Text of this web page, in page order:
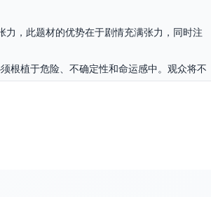
，此题材的优势在于剧情充满张力，同时注
根植于危险、不确定性和命运感中。观众将不
的细节，打造情感张力与疑问间的平衡。